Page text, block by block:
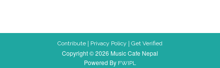
Contribute | Privacy Policy | Get Verified
Copyright © 2026 Music Cafe Nepal
Powered By FWIPL